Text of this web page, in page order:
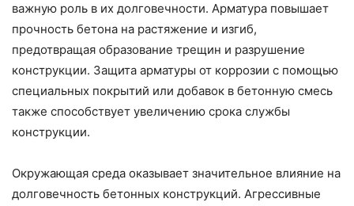
важную роль в их долговечности. Арматура повышает
прочность бетона на растяжение и изгиб,
предотвращая образование трещин и разрушение
конструкции. Защита арматуры от коррозии с помощью
специальных покрытий или добавок в бетонную смесь
также способствует увеличению срока службы
конструкции.
Окружающая среда оказывает значительное влияние на
долговечность бетонных конструкций. Агрессивные